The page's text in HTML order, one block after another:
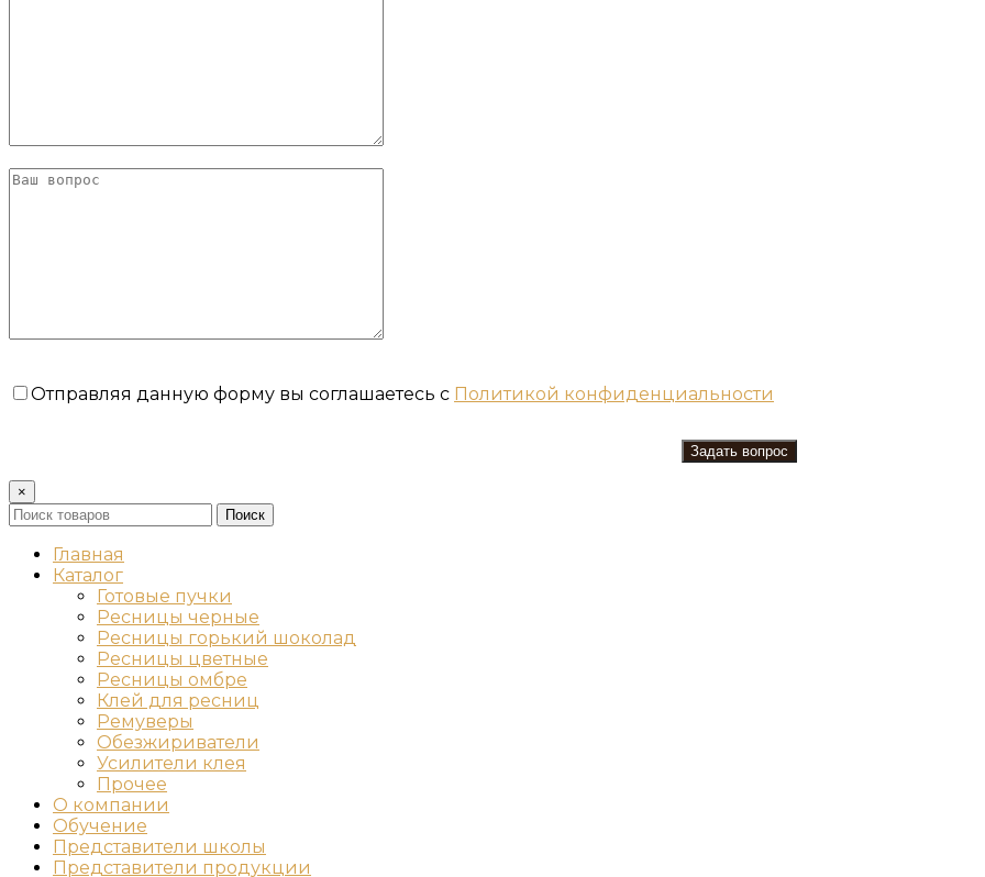
Отправляя данную форму вы соглашаетесь с Политикой конфиденциальности
×
Поиск
Главная
Каталог
Готовые пучки
Ресницы черные
Ресницы горький шоколад
Ресницы цветные
Ресницы омбре
Клей для ресниц
Ремуверы
Обезжириватели
Усилители клея
Прочее
О компании
Обучение
Представители школы
Представители продукции